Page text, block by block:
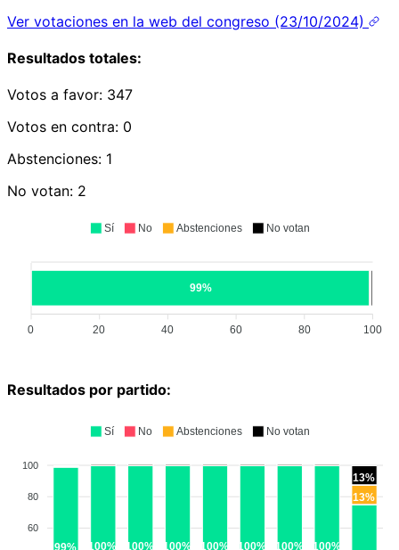
Ver votaciones en la web del congreso (23/10/2024)
Resultados totales:
Votos a favor: 347
Votos en contra: 0
Abstenciones: 1
No votan: 2
99%
100
80
60
40
20
0
Sí No Abstenciones No votan
Resultados por partido:
100
80
60
99% 100% 100% 100% 100% 100% 100%
100%
13%
13%
Sí No Abstenciones No votan